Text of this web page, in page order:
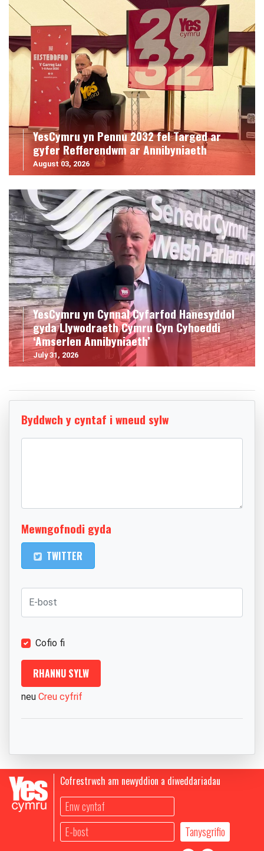
YesCymru yn Pennu 2032 fel Targed ar
gyfer Refferendwm ar Annibyniaeth
August 03, 2026
YesCymru yn Cynnal Cyfarfod Hanesyddol
gyda Llywodraeth Cymru Cyn Cyhoeddi
‘Amserlen Annibyniaeth’
July 31, 2026
Byddwch y cyntaf i wneud sylw
Mewngofnodi gyda
TWITTER
Cofio fi
neu Creu cyfrif
Cofrestrwch am newyddion a diweddariadau